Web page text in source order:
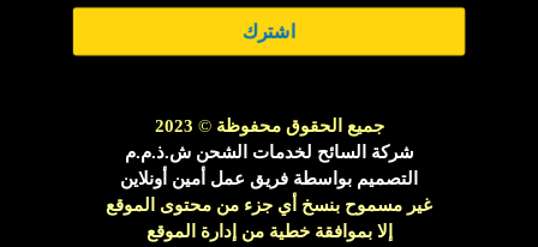
اشترك
جميع الحقوق محفوظة©
2023
شركة السائح لخدمات الشحن ش.ذ.م.م
التصميم بواسطة فريق عمل أمين أونلاين
غير مسموح بنسخ أي جزء من محتوى الموقع
إلا بموافقة خطية من إدارة الموقع